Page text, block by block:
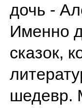
дочь -
Именно
сказок,
шедевр.